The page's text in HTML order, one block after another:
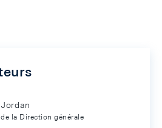
la Direction générale